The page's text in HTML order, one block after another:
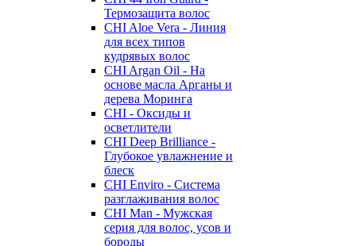
Термозащита волос
CHI Aloe Vera - Линия
для всех типов
кудрявых волос
CHI Argan Oil - На
основе масла Арганы и
дерева Моринга
CHI - Оксиды и
осветлители
CHI Deep Brilliance -
Глубокое увлажнение и
блеск
CHI Enviro - Система
разглаживания волос
CHI Man - Мужская
серия для волос, усов и
бороды